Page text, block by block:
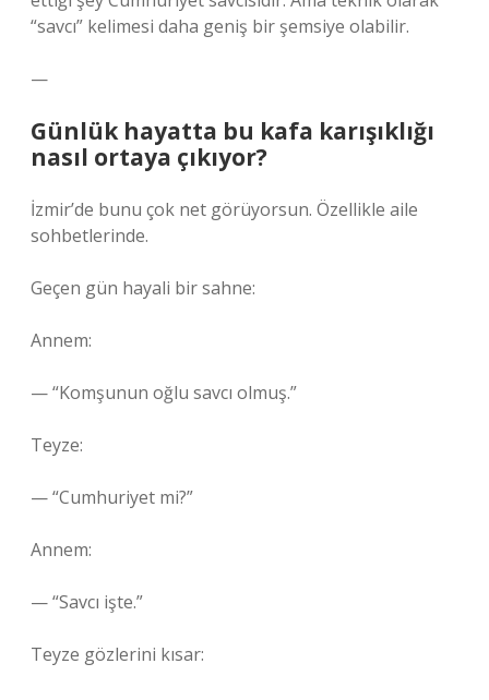
“savcı” kelimesi daha geniş bir şemsiye olabilir.
—
Günlük hayatta bu kafa karışıklığı
nasıl ortaya çıkıyor?
İzmir’de bunu çok net görüyorsun. Özellikle aile
sohbetlerinde.
Geçen gün hayali bir sahne:
Annem:
— “Komşunun oğlu savcı olmuş.”
Teyze:
— “Cumhuriyet mi?”
Annem:
— “Savcı işte.”
Teyze gözlerini kısar: